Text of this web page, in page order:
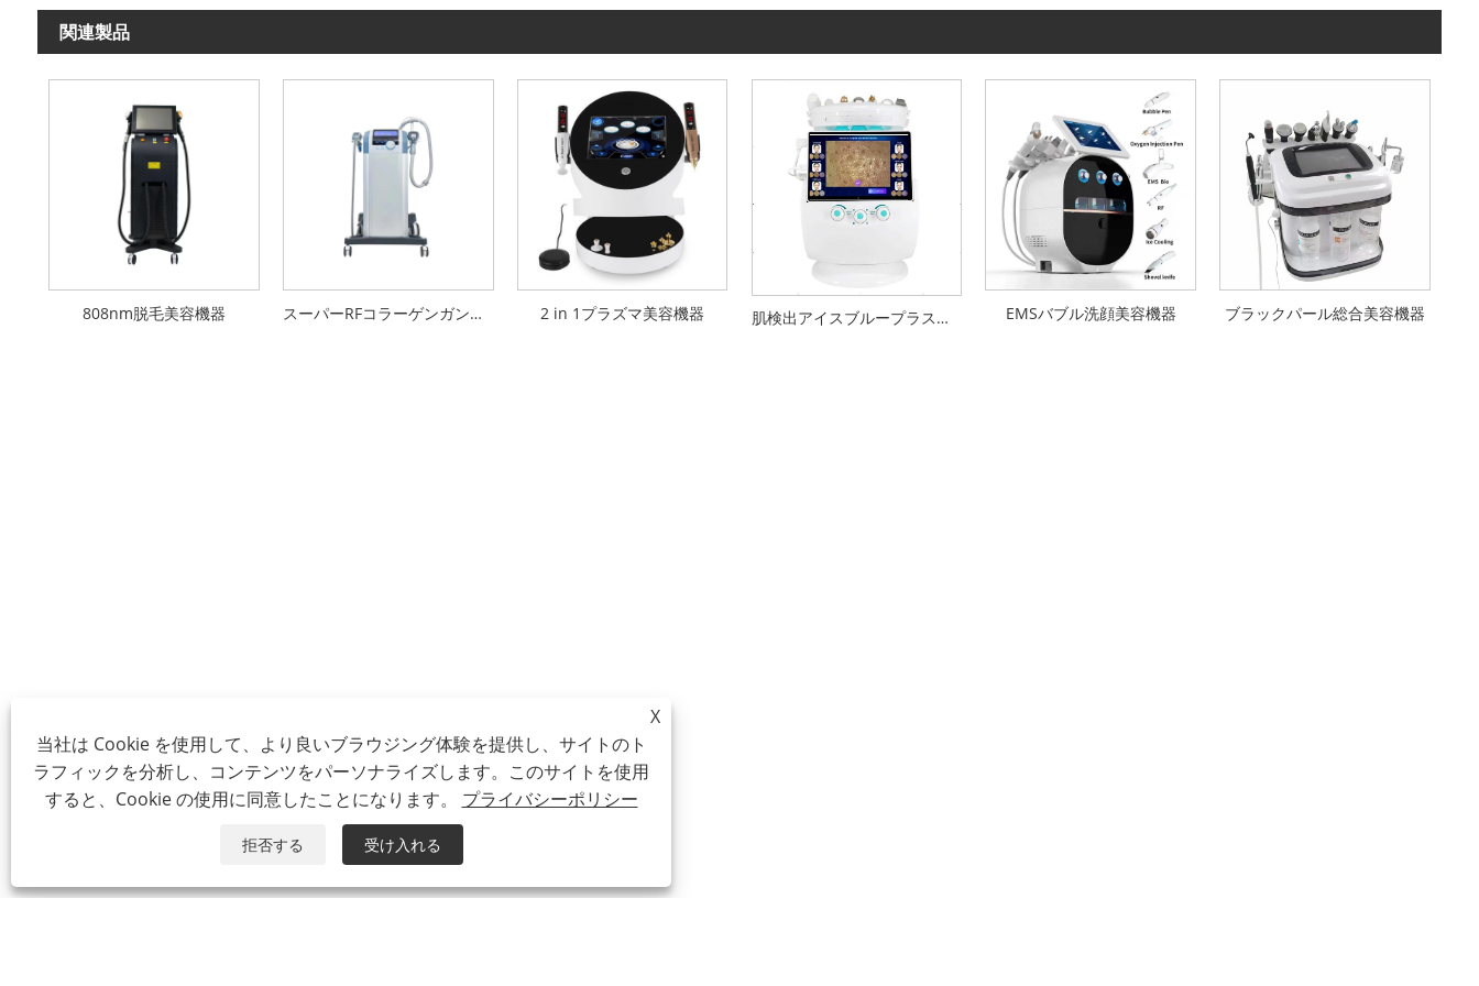
関連製品
808nm脱毛美容機器 スーパーRFコラーゲンガン美容機器 2 in 1プラズマ美容機器 肌検出アイスブループラス美顔器 EMSバブル洗顔美容機器 ブラックパール総合美容機器
X
当社は Cookie を使用して、より良いブラウジング体験を提供し、サイトのト
ラフィックを分析し、コンテンツをパーソナライズします。このサイトを使用
すると、Cookie の使用に同意したことになります。 プライバシーポリシー
拒否する 受け入れる